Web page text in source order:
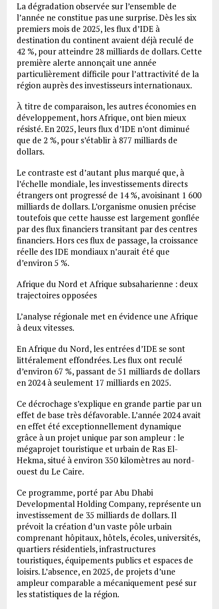
La dégradation observée sur l’ensemble de
l’année ne constitue pas une surprise. Dès les six
premiers mois de 2025, les flux d’IDE à
destination du continent avaient déjà reculé de
42 %, pour atteindre 28 milliards de dollars. Cette
première alerte annonçait une année
particulièrement difficile pour l’attractivité de la
région auprès des investisseurs internationaux.
À titre de comparaison, les autres économies en
développement, hors Afrique, ont bien mieux
résisté. En 2025, leurs flux d’IDE n’ont diminué
que de 2 %, pour s’établir à 877 milliards de
dollars.
Le contraste est d’autant plus marqué que, à
l’échelle mondiale, les investissements directs
étrangers ont progressé de 14 %, avoisinant 1 600
milliards de dollars. L’organisme onusien précise
toutefois que cette hausse est largement gonflée
par des flux financiers transitant par des centres
financiers. Hors ces flux de passage, la croissance
réelle des IDE mondiaux n’aurait été que
d’environ 5 %.
Afrique du Nord et Afrique subsaharienne : deux
trajectoires opposées
L’analyse régionale met en évidence une Afrique
à deux vitesses.
En Afrique du Nord, les entrées d’IDE se sont
littéralement effondrées. Les flux ont reculé
d’environ 67 %, passant de 51 milliards de dollars
en 2024 à seulement 17 milliards en 2025.
Ce décrochage s’explique en grande partie par un
effet de base très défavorable. L’année 2024 avait
en effet été exceptionnellement dynamique
grâce à un projet unique par son ampleur : le
mégaprojet touristique et urbain de Ras El-
Hekma, situé à environ 350 kilomètres au nord-
ouest du Le Caire.
Ce programme, porté par Abu Dhabi
Developmental Holding Company, représente un
investissement de 35 milliards de dollars. Il
prévoit la création d’un vaste pôle urbain
comprenant hôpitaux, hôtels, écoles, universités,
quartiers résidentiels, infrastructures
touristiques, équipements publics et espaces de
loisirs. L’absence, en 2025, de projets d’une
ampleur comparable a mécaniquement pesé sur
les statistiques de la région.